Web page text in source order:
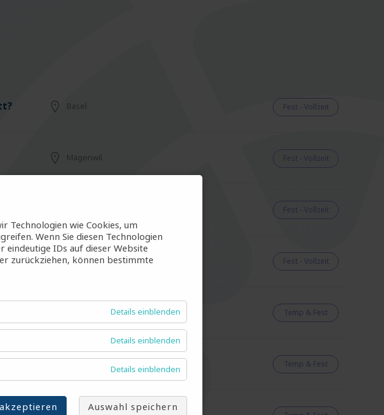
Basel Fest - Vollzeit
Mägenwil Fest - Vollzeit
Fest - Vollzeit
Mägenwil Fest - Vollzeit
Temp & Fest
Temp & Fest
Technologien wie Cookies, um
Wenn Sie diesen Technologien
IDs auf dieser Website
zurückziehen, können bestimmte
Details einblenden
Details einblenden
Details einblenden
Auswahl speichern